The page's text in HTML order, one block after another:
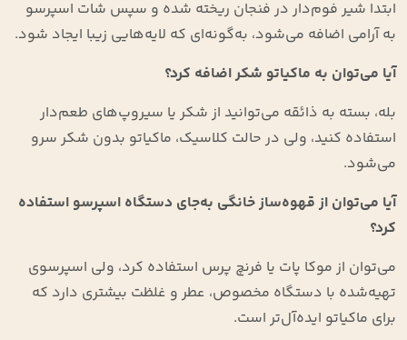
ابتدا شیر فوم‌دار در فنجان ریخته شده و سپس شات اسپرسو
به آرامی اضافه می‌شود، به‌گونه‌ای که لایه‌هایی زیبا ایجاد شود.
آیا می‌توان به ماکیاتو شکر اضافه کرد؟
بله، بسته به ذائقه می‌توانید از شکر یا سیروپ‌های طعم‌دار
استفاده کنید، ولی در حالت کلاسیک، ماکیاتو بدون شکر سرو
می‌شود.
آیا می‌توان از قهوه‌ساز خانگی به‌جای دستگاه اسپرسو استفاده
کرد؟
می‌توان از موکا پات یا فرنچ پرس استفاده کرد، ولی اسپرسوی
تهیه‌شده با دستگاه مخصوص، عطر و غلظت بیشتری دارد که
برای ماکیاتو ایده‌آل‌تر است.